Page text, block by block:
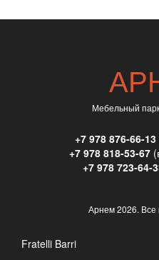
Мебельный
+7 978 876-66-13
+7 978 818-53-67
+7 978 723-64-
Арнем2026.
Fratelli Barri